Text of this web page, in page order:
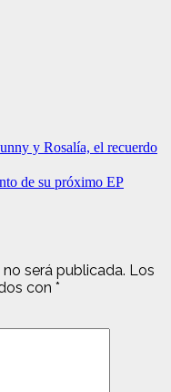
y Rosalía, el recuerdo
de su próximo EP
será publicada. Los
con *